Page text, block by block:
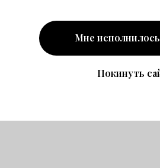
Мне исполнилось
Покинуть